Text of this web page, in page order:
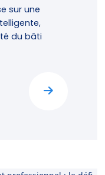
sur une
du bâti